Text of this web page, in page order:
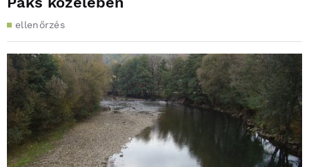
ellenőrzés